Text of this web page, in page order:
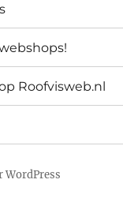
Roofvisweb.nl
WordPress